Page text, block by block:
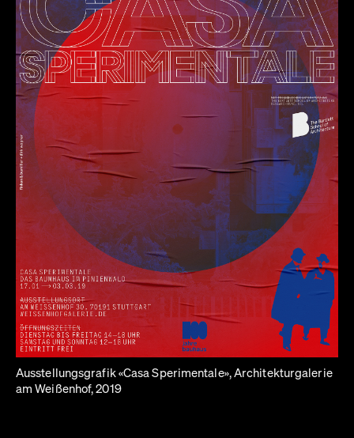
Ausstellungsgrafik «Casa Sperimentale», Architekturgalerie
am Weißenhof, 2019